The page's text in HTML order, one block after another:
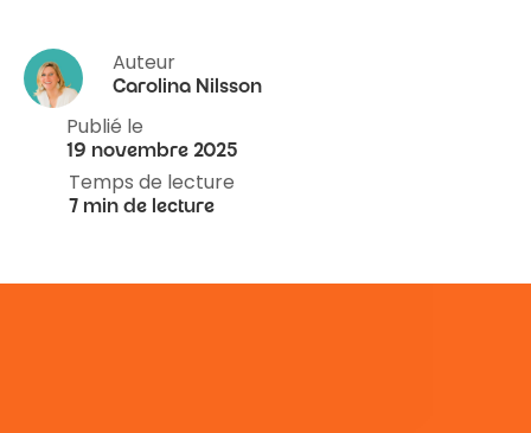
Auteur
Carolina Nilsson
Publié le
19 novembre 2025
Temps de lecture
7 min de lecture